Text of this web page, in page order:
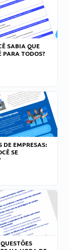
SABIA QUE
PARA TODOS?
DE EMPRESAS:
SE